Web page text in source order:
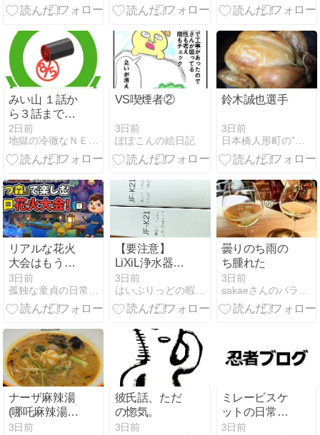
みい山 １話か
ら３話まで読
んだ
2日前
地獄の冷徹なＮＥＥＴのブログ
VS喫煙者②
3日前
ぽぽこんの絵日記
鈴木誠也選手
3日前
リアルな花火
大会はもう行
かない？「あ
つ森」で楽し
むソロ花火大
YouTube収益
化の近況
3日前
【要注意】
LiXiL浄水器カ
ートリッジの
模倣品問題
と、ヘーベリ
由でお得に購
入する方法
3日前
曇りのち雨の
ち腫れた
3日前
ナーザ麻辣湯
(哪吒麻辣湯)
イオン鎌ヶ谷
3日前
彼氏話、ただ
の惚気。
3日前
ミレービスケ
ットの日常の
味わい
3日前